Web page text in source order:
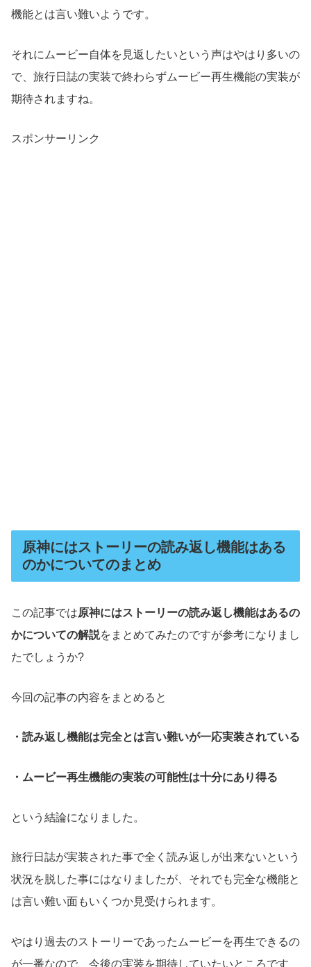
機能とは言い難いようです。
それにムービー自体を見返したいという声はやはり多いの
で、旅行日誌の実装で終わらずムービー再生機能の実装が
期待されますね。
スポンサーリンク
原神にはストーリーの読み返し機能はある
のかについてのまとめ
この記事では原神にはストーリーの読み返し機能はあるの
かについての解説をまとめてみたのですが参考になりまし
たでしょうか?
今回の記事の内容をまとめると
・読み返し機能は完全とは言い難いが一応実装されている
・ムービー再生機能の実装の可能性は十分にあり得る
という結論になりました。
旅行日誌が実装された事で全く読み返しが出来ないという
状況を脱した事にはなりましたが、それでも完全な機能と
は言い難い面もいくつか見受けられます。
やはり過去のストーリーであったムービーを再生できるの
が一番なので、今後の実装を期待していたいところです